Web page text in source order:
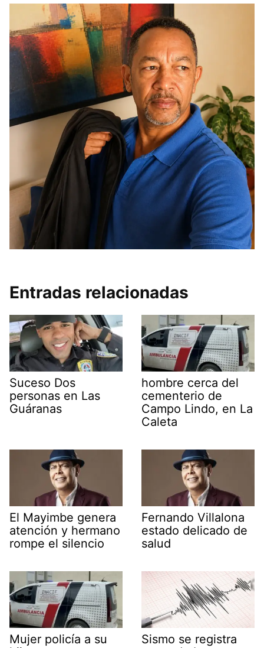
Entradas relacionadas
Suceso Dos
personas en Las
Guáranas
hombre cerca del
cementerio de
Campo Lindo, en La
Caleta
El Mayimbe genera
atención y hermano
rompe el silencio
Fernando Villalona
estado delicado de
salud
Mujer policía a su
Sismo se registra